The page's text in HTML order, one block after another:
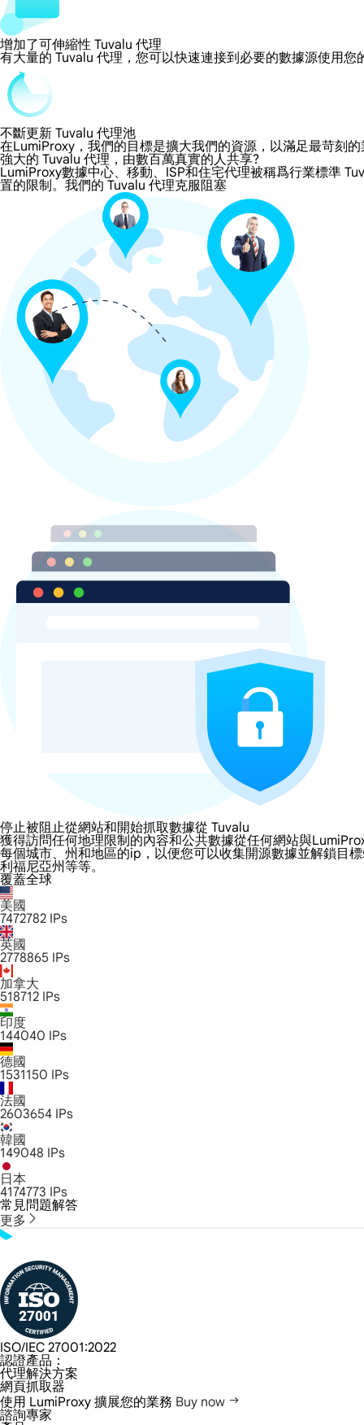
增加了可伸縮性 Tuvalu 代理
有大量的 Tuvalu 代理，您可以快速連接到必要的數據源使用
不斷更新 Tuvalu 代理池
在LumiProxy，我們的目標是擴大我們的資源，以滿足最苛刻
強大的 Tuvalu 代理，由數百萬真實的人共享?
LumiProxy數據中心、移動、ISP和住宅代理被稱爲行業標準
置的限制。我們的 Tuvalu 代理克服阻塞
停止被阻止從網站和開始抓取數據從 Tuvalu
獲得訪問任何地理限制的內容和公共數據從任何網站與
每個城市、州和地區的ip，以便您可以收集開源數據並解鎖目
利福尼亞州等等。
覆蓋全球
美國
7472782 IPs
英國
2778865 IPs
加拿大
518712 IPs
印度
144040 IPs
德國
1531150 IPs
法國
2603654 IPs
韓國
149048 IPs
日本
4174773 IPs
常見問題解答
更多
ISO/IEC 27001:2022
認證產品：
代理解決方案
網頁抓取器
使用 LumiProxy 擴展您的業務 Buy now
諮詢專家